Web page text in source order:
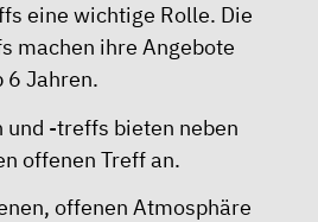
eine wichtige Rolle. Die
machen ihre Angebote
6 Jahren.
und -treffs bieten neben
offenen Treff an.
offenen Atmosphäre